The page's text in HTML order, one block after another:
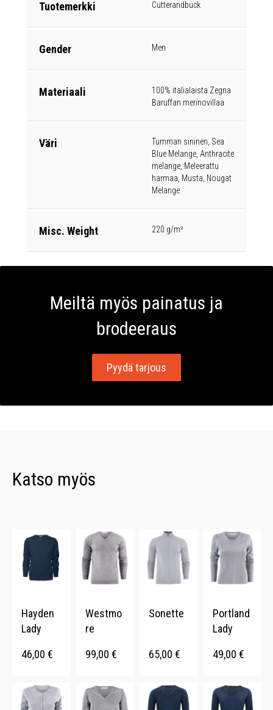
Tuotemerkki Cutterandbuck
Gender Men
Materiaali
100% italialaista Zegna
Baruffan merinovillaa
Väri
Tumman sininen, Sea
Blue Melange, Anthracite
melange, Meleerattu
harmaa, Musta, Nougat
Melange
Misc. Weight 220 g/m²
Meiltä myös painatus ja
brodeeraus
Pyydä tarjous
Katso myös
Hayden
Lady
46,00 €
Westmo
re
99,00 €
Sonette
65,00 €
Portland
Lady
49,00 €